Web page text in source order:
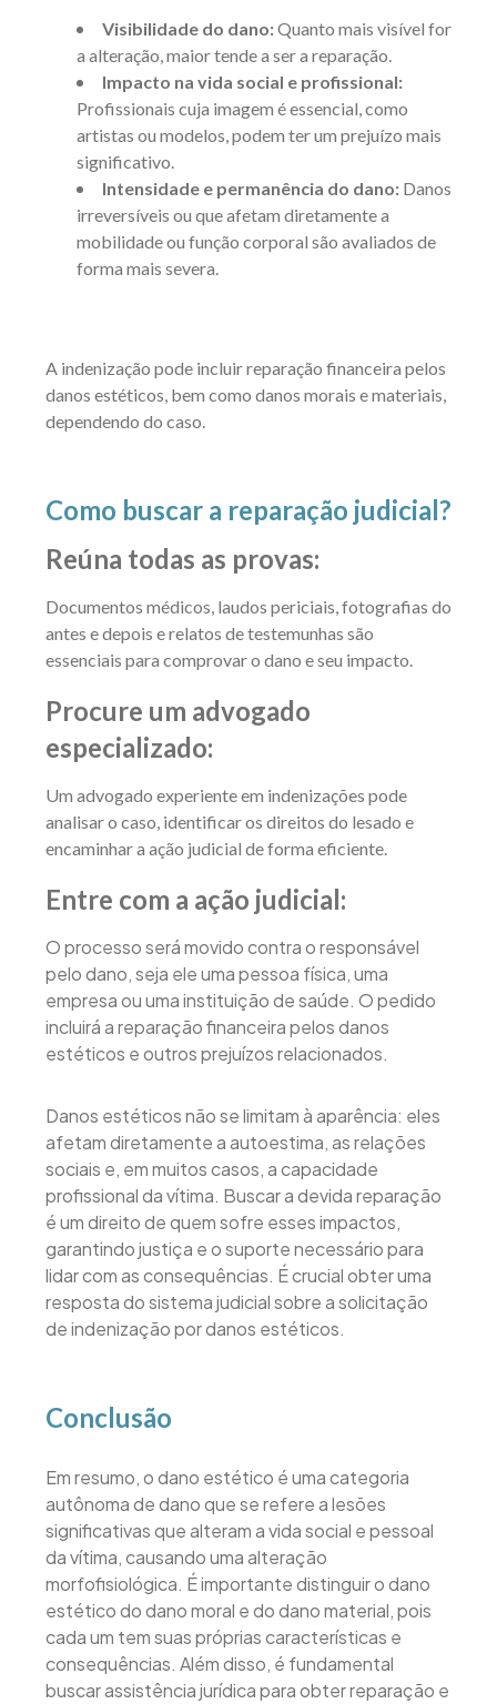
Visibilidade do dano:Quanto mais visível for
a alteração, maior tende a ser a reparação.
Impacto na vida social e profissional:
Profissionais cuja imagem é essencial, como
artistas ou modelos, podem ter um prejuízo mais
significativo.
Intensidade e permanência do dano: Danos
irreversíveis ou que afetam diretamente a
mobilidade ou função corporal são avaliados de
forma mais severa.
A indenização pode incluir reparação financeira pelos
danos estéticos, bem como danos morais e materiais,
dependendo do caso.
Como buscar a reparação judicial?
Reúna todas as provas:
Documentos médicos, laudos periciais, fotografias do
antes e depois e relatos de testemunhas são
essenciais para comprovar o dano e seu impacto.
Procure um advogado
especializado:
Um advogado experiente em indenizações pode
analisar o caso, identificar os direitos do lesado e
encaminhar a ação judicial de forma eficiente.
Entre com a ação judicial:
O processo será movido contra o responsável
pelo dano, seja ele uma pessoa física, uma
empresa ou uma instituição de saúde. O pedido
incluirá a reparação financeira pelos danos
estéticos e outros prejuízos relacionados.
Danos estéticos não se limitam à aparência: eles
afetam diretamente a autoestima, as relações
sociais e, em muitos casos, a capacidade
profissional da vítima. Buscar a devida reparação
é um direito de quem sofre esses impactos,
garantindo justiça e o suporte necessário para
lidar com as consequências. É crucial obter uma
resposta do sistema judicial sobre a solicitação
de indenização por danos estéticos.
Conclusão
Em resumo, o dano estético é uma categoria
autônoma de dano que se refere a lesões
significativas que alteram a vida social e pessoal
da vítima, causando uma alteração
morfofisiológica. É importante distinguir o dano
estético do dano moral e do dano material, pois
cada um tem suas próprias características e
consequências. Além disso, é fundamental
buscar assistência jurídica para obter reparação e